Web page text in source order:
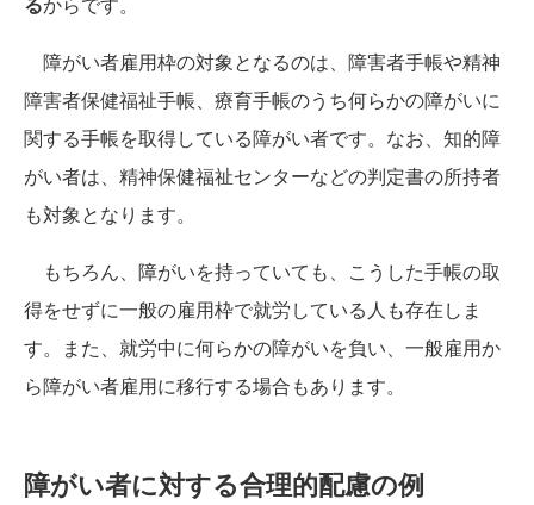
障がい者雇用枠の対象となるのは、障害者手帳や精神
障害者保健福祉手帳、療育手帳のうち何らかの障がいに
関する手帳を取得している障がい者です。なお、知的障
がい者は、精神保健福祉センターなどの判定書の所持者
も対象となります。
もちろん、障がいを持っていても、こうした手帳の取
得をせずに一般の雇用枠で就労している人も存在しま
す。また、就労中に何らかの障がいを負い、一般雇用か
ら障がい者雇用に移行する場合もあります。
障がい者に対する合理的配慮の例